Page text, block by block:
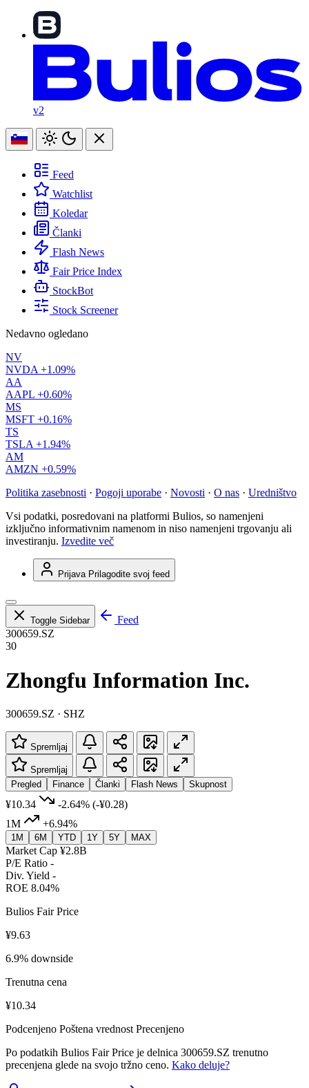
v2
Feed
Watchlist
Koledar
Članki
Flash News
Fair Price Index
StockBot
Stock Screener
Nedavno ogledano
NV
NVDA +1.09%
AA
AAPL +0.60%
MS
MSFT +0.16%
TS
TSLA +1.94%
AM
AMZN +0.59%
Politika zasebnosti · Pogoji uporabe · Novosti · O nas · Uredništvo
Vsi podatki, posredovani na platformi Bulios, so namenjeni
izključno informativnim namenom in niso namenjeni trgovanju ali
investiranju. Izvedite več
Prijava Prilagodite svoj feed
Toggle Sidebar
Feed
300659.SZ
30
Zhongfu Information Inc.
300659.SZ · SHZ
Spremljaj
Spremljaj
Pregled
Finance Članki Flash News Skupnost
¥10.34 -2.64% (-¥0.28)
1M
+6.94%
1M 6M YTD 1Y 5Y MAX
Market Cap ¥2.8B
P/E Ratio -
Div. Yield -
ROE 8.04%
Bulios Fair Price
¥9.63
6.9% downside
Trenutna cena
¥10.34
Podcenjeno Poštena vrednost Precenjeno
Po podatkih Bulios Fair Price je delnica 300659.SZ trenutno
precenjena glede na svojo tržno ceno. Kako deluje?